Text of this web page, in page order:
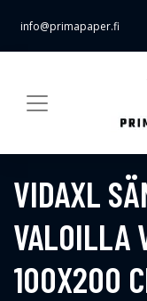
info@primapaper.fi
VIDAXL
VALOILLA
100X200